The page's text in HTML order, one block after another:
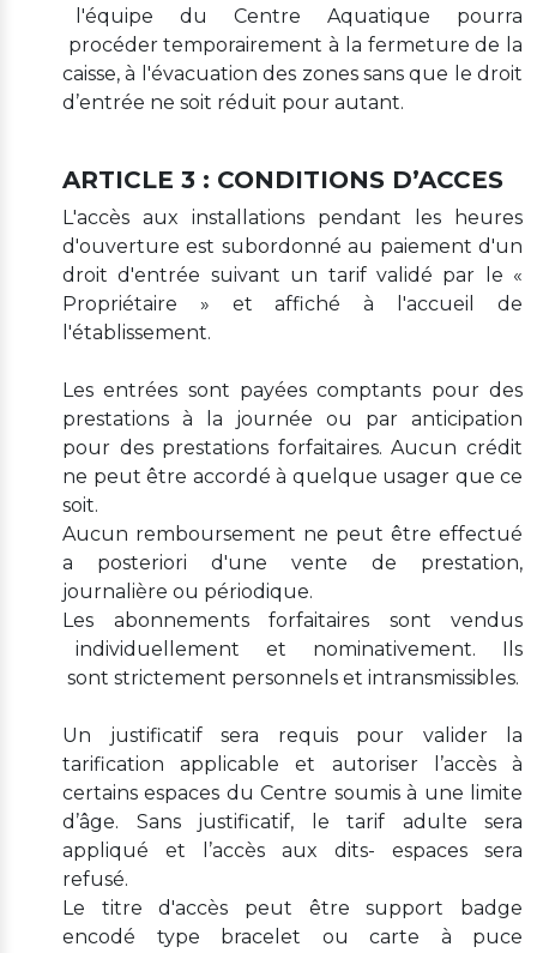
l'équipe du Centre Aquatique pourra
procéder temporairement à la fermeture de la
caisse, à l'évacuation des zones sans que le droit
d’entrée ne soit réduit pour autant.
ARTICLE 3 : CONDITIONS D’ACCES
L'accès aux installations pendant les heures
d'ouverture est subordonné au paiement d'un
droit d'entrée suivant un tarif validé par le «
Propriétaire » et affiché à l'accueil de
l'établissement.
Les entrées sont payées comptants pour des
prestations à la journée ou par anticipation
pour des prestations forfaitaires. Aucun crédit
ne peut être accordé à quelque usager que ce
soit.
Aucun remboursement ne peut être effectué
a posteriori d'une vente de prestation,
journalière ou périodique.
Les abonnements forfaitaires sont vendus
individuellement et nominativement. Ils
sont strictement personnels et intransmissibles.
Un justificatif sera requis pour valider la
tarification applicable et autoriser l’accès à
certains espaces du Centre soumis à une limite
d’âge. Sans justificatif, le tarif adulte sera
appliqué et l’accès aux dits- espaces sera
refusé.
Le titre d'accès peut être support badge
encodé type bracelet ou carte à puce